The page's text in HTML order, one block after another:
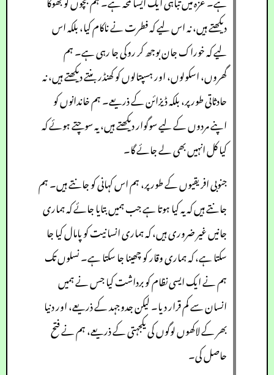
دیکھتے ہیں، نہ اس لیے کہ فطرت نے ناکام کیا، بلکہ اس
لیے کہ خوراک جان بوجھ کر روکی جا رہی ہے۔ ہم
گھروں، اسکولوں، اور ہسپتالوں کو کھنڈر بنتے دیکھتے ہیں، نہ
حادثاتی طور پر، بلکہ ڈیزائن کے ذریعے۔ ہم خاندانوں کو
اپنے مردوں کے لیے سوگوار دیکھتے ہیں، یہ سوچتے ہوئے کہ
کیا کل انہیں بھی لے جائے گا۔
جنوبی افریقیوں کے طور پر، ہم اس کہانی کو جانتے ہیں۔ ہم
جانتے ہیں کہ یہ کیا ہوتا ہے جب ہمیں بتایا جائے کہ ہماری
جانیں غیر ضروری ہیں، کہ ہماری انسانیت کو پامال کیا جا
سکتا ہے، کہ ہماری وقار کو چھینا جا سکتا ہے۔ نسلوں تک
ہم نے ایک ایسی نظام کو برداشت کیا جس نے ہمیں
انسان سے کم قرار دیا۔ لیکن جدوجہد کے ذریعے، اور دنیا
بھر کے لاکھوں لوگوں کی یکجہتی کے ذریعے، ہم نے فتح
حاصل کی۔